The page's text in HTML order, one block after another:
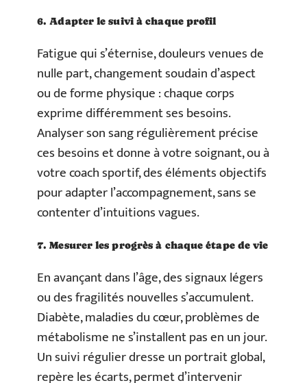
6. Adapter le suivi à chaque profil
Fatigue qui s’éternise, douleurs venues de
nulle part, changement soudain d’aspect
ou de forme physique : chaque corps
exprime différemment ses besoins.
Analyser son sang régulièrement précise
ces besoins et donne à votre soignant, ou à
votre coach sportif, des éléments objectifs
pour adapter l’accompagnement, sans se
contenter d’intuitions vagues.
7. Mesurer les progrès à chaque étape de vie
En avançant dans l’âge, des signaux légers
ou des fragilités nouvelles s’accumulent.
Diabète, maladies du cœur, problèmes de
métabolisme ne s’installent pas en un jour.
Un suivi régulier dresse un portrait global,
repère les écarts, permet d’intervenir